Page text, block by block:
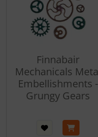
Finnabair
Mechanicals
Embellishments -
Grungy Gears